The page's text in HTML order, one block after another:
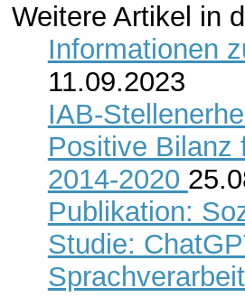
Weitere Artikel in
Informationen
11.09.2023
IAB-
Positive Bilanz
2014-2020
Publikation:
Studie: